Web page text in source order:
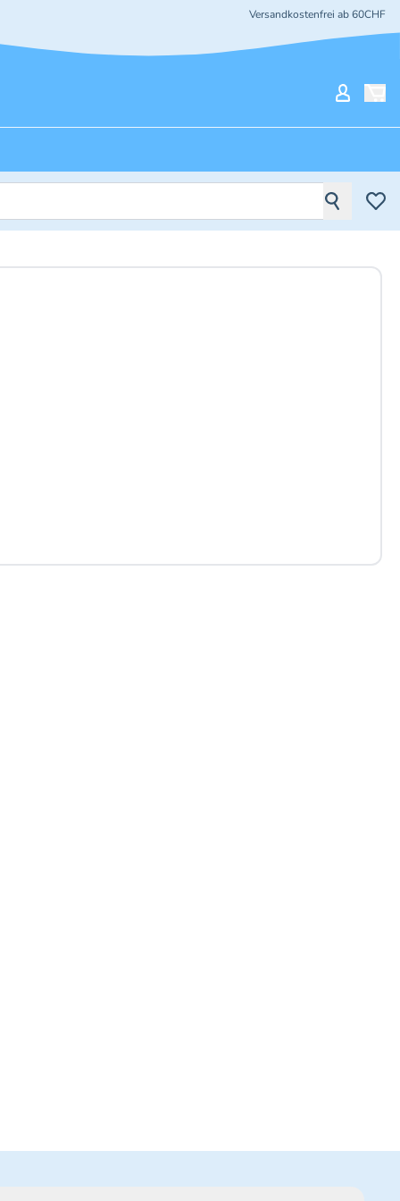
Versandkostenfrei ab 60CHF